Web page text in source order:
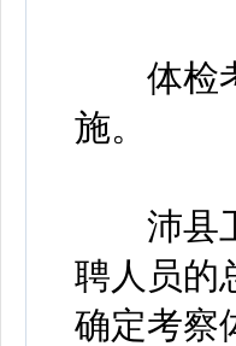
体检考
施。
沛县卫
聘人员的
确定考察